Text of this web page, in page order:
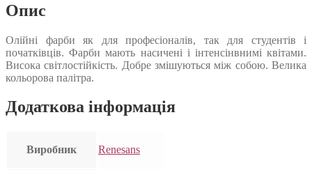
Опис
Олійні фарби як для професіоналів, так для студентів і
початківців. Фарби мають насичені і інтенсінвнимі квітами.
Висока світлостійкість. Добре змішуються між собою. Велика
кольорова палітра.
Додаткова інформація
Виробник Renesans